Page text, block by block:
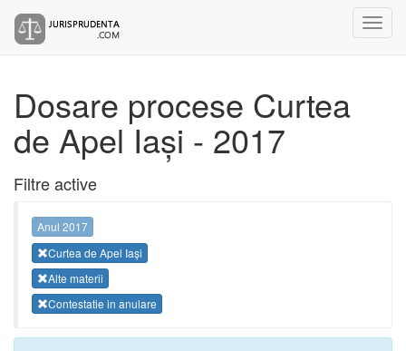
Dosare procese Curtea
de Apel Iași - 2017
Filtre active
Anul 2017
Curtea de Apel Iași
Alte materii
Contestatie in anulare